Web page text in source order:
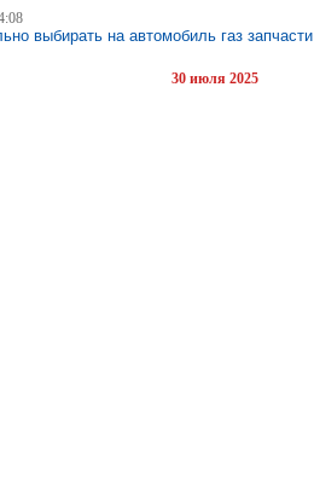
выбирать на автомобиль газ запчасти
30 июля 2025